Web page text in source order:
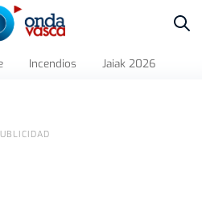
Incendios Jaiak 2026